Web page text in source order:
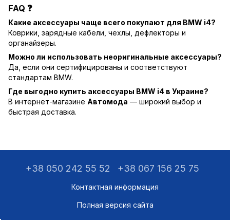
FAQ ❓
Какие аксессуары чаще всего покупают для BMW i4?
Коврики, зарядные кабели, чехлы, дефлекторы и
органайзеры.
Можно ли использовать неоригинальные аксессуары?
Да, если они сертифицированы и соответствуют
стандартам BMW.
Где выгодно купить аксессуары BMW i4 в Украине?
В интернет-магазине Автомода — широкий выбор и
быстрая доставка.
+38 050 242 55 52 +38 067 156 25 75
Контактная информация
Полная версия сайта